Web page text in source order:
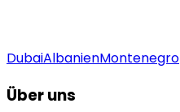
DubaiAlbanienMontenegro
Über uns